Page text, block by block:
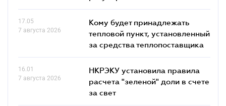
17.05
7 августа 2026
Кому будет принадлежать
тепловой пункт, установленный
за средства теплопоставщика
16.01
7 августа 2026
НКРЭКУ установила правила
расчета "зеленой" доли в счете
за свет